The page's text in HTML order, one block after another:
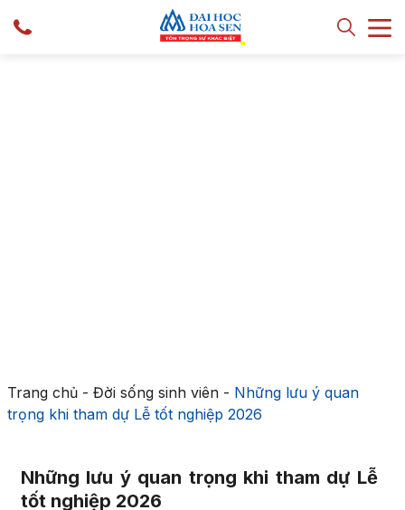
Trang chủ- Đời sống sinh viên- Những lưu ý quan
trọng khi tham dự Lễ tốt nghiệp 2026
Những lưu ý quan trọng khi tham dự Lễ
tốt nghiệp 2026